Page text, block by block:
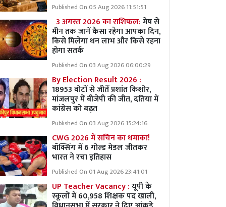
Published On 05 Aug 2026 11:51:51
3 अगस्त 2026 का राशिफल:मेष से
मीन तक जानें कैसा रहेगा आपका दिन,
किसे मिलेगा धन लाभ और किसे रहना
होगा सतर्क
Published On 03 Aug 2026 06:00:29
By Election Result 2026 :
18953 वोटों से जीतें प्रशांत किशोर,
मांजलपुर में बीजेपी की जीत, दतिया में
कांग्रेस को बढ़त
Published On 03 Aug 2026 15:24:16
CWG 2026 में सचिन का धमाका!
बॉक्सिंग में 6 गोल्ड मेडल जीतकर
भारत ने रचा इतिहास
Published On 01 Aug 2026 23:41:01
UP Teacher Vacancy :यूपी के
स्कूलों में 60,958 शिक्षक पद खाली,